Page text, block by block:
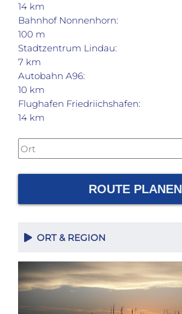
14 km
Bahnhof Nonnenhorn:
100 m
Stadtzentrum Lindau:
7 km
Autobahn A96:
10 km
Flughafen Friedriichshafen:
14 km
ROUTE PLANEN
ORT & REGION